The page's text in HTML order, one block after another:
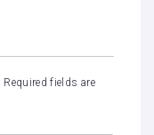
Required fields are